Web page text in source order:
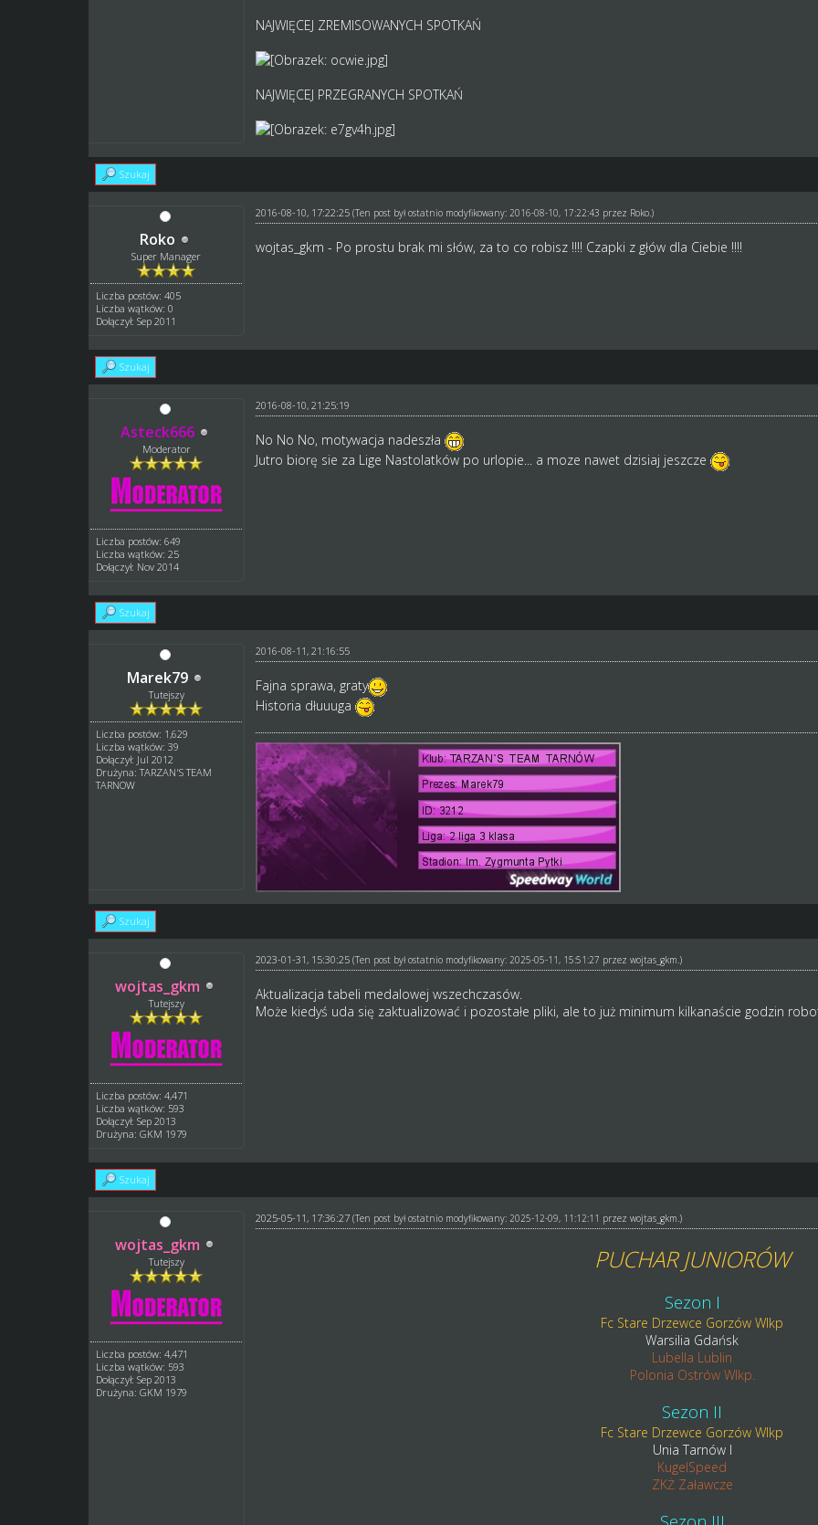
NAJWIĘCEJ ZREMISOWANYCH SPOTKAŃ
NAJWIĘCEJ PRZEGRANYCH SPOTKAŃ
Szukaj
Roko
Super Manager
Liczba postów: 405
Liczba wątków: 0
Dołączył: Sep 2011
2016-08-10, 17:22:25 (Ten post był ostatnio modyfikowany: 2016-08-10, 17:22:43 przez Roko.)
wojtas_gkm - Po prostu brak mi słów, za to co robisz !!!! Czapki z głów dla Ciebie !!!!
Szukaj
Asteck666
Moderator
Liczba postów: 649
Liczba wątków: 25
Dołączył: Nov 2014
2016-08-10, 21:25:19
No No No, motywacja nadeszła
Jutro biorę sie za Lige Nastolatków po urlopie... a moze nawet dzisiaj jeszcze
Szukaj
Marek79
Tutejszy
Liczba postów: 1,629
Liczba wątków: 39
Dołączył: Jul 2012
Drużyna: TARZAN'S TEAM
TARNOW
2016-08-11, 21:16:55
Fajna sprawa, graty
Historia dłuuuga
Szukaj
wojtas_gkm
Tutejszy
Liczba postów: 4,471
Liczba wątków: 593
Dołączył: Sep 2013
Drużyna: GKM 1979
2023-01-31, 15:30:25 (Ten post był ostatnio modyfikowany: 2025-05-11, 15:51:27 przez wojtas_gkm .)
Aktualizacja tabeli medalowej wszechczasów.
Może kiedyś uda się zaktualizować i pozostałe pliki, ale to już minimum kilkanaście godzin
Szukaj
wojtas_gkm
Tutejszy
Liczba postów: 4,471
Liczba wątków: 593
Dołączył: Sep 2013
Drużyna: GKM 1979
2025-05-11, 17:36:27 (Ten post był ostatnio modyfikowany: 2025-12-09, 11:12:11 przez wojtas_gkm.)
PUCHAR JUNIORÓW
Sezon I
Fc Stare Drzewce Gorzów Wlkp
Warsilia Gdańsk
Lubella Lublin
Polonia Ostrów Wlkp.
Sezon II
Fc Stare Drzewce Gorzów Wlkp
Unia Tarnów I
KugelSpeed
ZKŻ Załawcze